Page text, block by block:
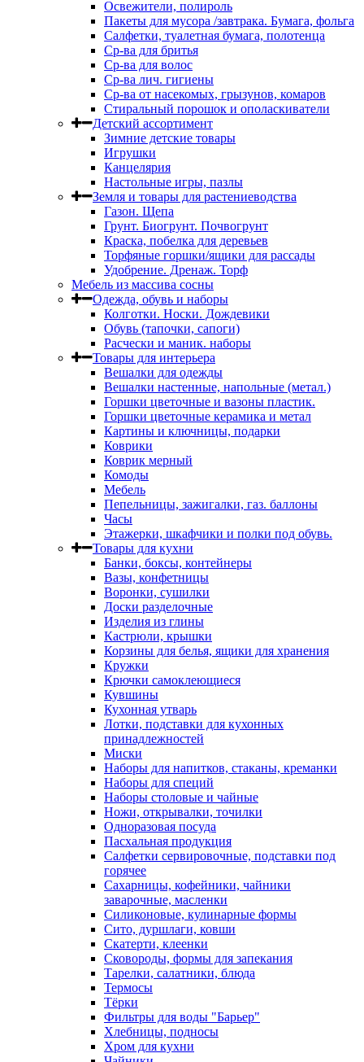
Освежители, полироль
Пакеты для мусора /завтрака. Бумага, фольга
Салфетки, туалетная бумага, полотенца
Ср-ва для бритья
Ср-ва для волос
Ср-ва лич. гигиены
Ср-ва от насекомых, грызунов, комаров
Стиральный порошок и ополаскиватели
Детский ассортимент
Зимние детские товары
Игрушки
Канцелярия
Настольные игры, пазлы
Земля и товары для растениеводства
Газон. Щепа
Грунт. Биогрунт. Почвогрунт
Краска, побелка для деревьев
Торфяные горшки/ящики для рассады
Удобрение. Дренаж. Торф
Мебель из массива сосны
Одежда, обувь и наборы
Колготки. Носки. Дождевики
Обувь (тапочки, сапоги)
Расчески и маник. наборы
Товары для интерьера
Вешалки для одежды
Вешалки настенные, напольные (метал.)
Горшки цветочные и вазоны пластик.
Горшки цветочные керамика и метал
Картины и ключницы, подарки
Коврики
Коврик мерный
Комоды
Мебель
Пепельницы, зажигалки, газ. баллоны
Часы
Этажерки, шкафчики и полки под обувь.
Товары для кухни
Банки, боксы, контейнеры
Вазы, конфетницы
Воронки, сушилки
Доски разделочные
Изделия из глины
Кастрюли, крышки
Корзины для белья, ящики для хранения
Кружки
Крючки самоклеющиеся
Кувшины
Кухонная утварь
Лотки, подставки для кухонных
принадлежностей
Миски
Наборы для напитков, стаканы, креманки
Наборы для специй
Наборы столовые и чайные
Ножи, открывалки, точилки
Одноразовая посуда
Пасхальная продукция
Салфетки сервировочные, подставки под
горячее
Сахарницы, кофейники, чайники
заварочные, масленки
Силиконовые, кулинарные формы
Сито, дуршлаги, ковши
Скатерти, клеенки
Сковороды, формы для запекания
Тарелки, салатники, блюда
Термосы
Тёрки
Фильтры для воды "Барьер"
Хлебницы, подносы
Хром для кухни